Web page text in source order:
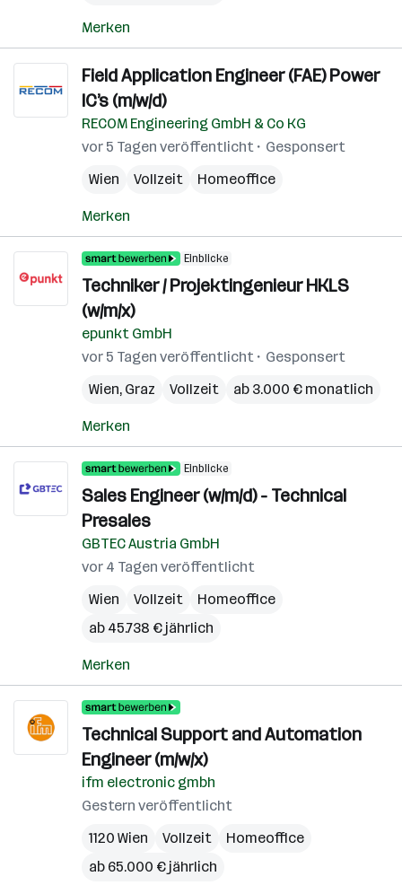
Merken
Field Application Engineer (FAE) Power
IC’s (m/w/d)
RECOM Engineering GmbH & Co KG
vor 5 Tagen veröffentlicht
Gesponsert
Wien
Vollzeit Homeoffice
Merken
Einblicke
Techniker / Projektingenieur HKLS
(w/m/x)
epunkt GmbH
vor 5 Tagen veröffentlicht
Gesponsert
Wien, Graz Vollzeit ab 3.000 € monatlich
Merken
Einblicke
Sales Engineer (w/m/d) - Technical
Presales
GBTEC Austria GmbH
vor 4 Tagen veröffentlicht
Wien
Vollzeit
Homeoffice
ab 45.738 € jährlich
Merken
Technical Support and Automation
Engineer (m/w/x)
ifm electronic gmbh
Gestern veröffentlicht
1120 Wien
Vollzeit
Homeoffice
ab 65.000 € jährlich